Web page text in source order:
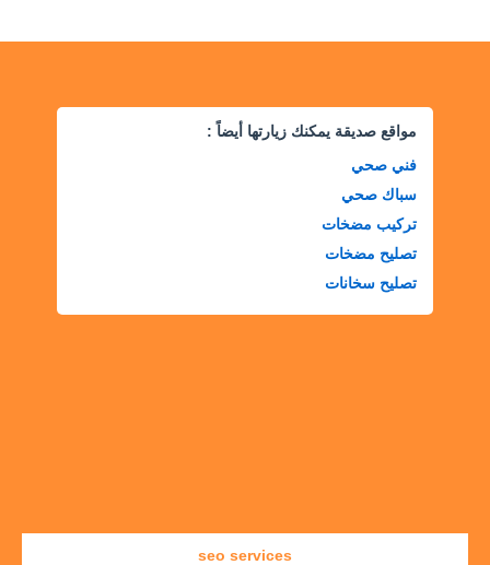
مواقع صديقة يمكنك زيارتها أيضاً :
فني صحي
سباك صحي
تركيب مضخات
تصليح مضخات
تصليح سخانات
seo services